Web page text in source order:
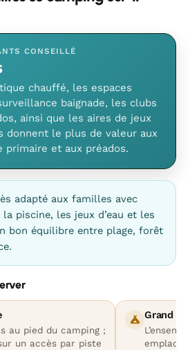
CONSEILLÉ
chauffé, les espaces
baignade, les clubs
ainsi que les aires de jeux
donnent le plus de valeur aux
primaire et aux préados.
adapté aux familles avec
piscine, les jeux d’eau et les
bon équilibre entre plage, forêt
au pied du camping ;
un accès par piste
Grand